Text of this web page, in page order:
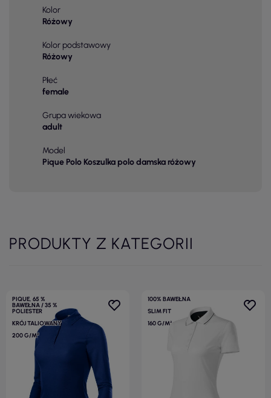
Kolor
Różowy
Kolor podstawowy
Różowy
Płeć
female
Grupa wiekowa
adult
Model
Pique Polo Koszulka polo damska różowy
PRODUKTY Z KATEGORII
PIQUE, 65 %
BAWEŁNA / 35 %
POLIESTER
KRÓJ TALIOWANY
200 G/M²
100% BAWEŁNA
SLIM FIT
160 G/M²